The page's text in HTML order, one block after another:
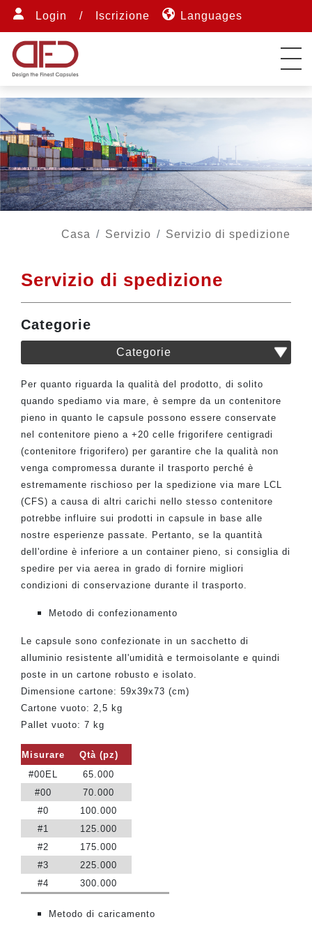
Login / Iscrizione Languages
Casa Servizio Servizio di spedizione
Servizio di spedizione
Categorie
Categorie
Per quanto riguarda la qualità del prodotto, di solito
quando spediamo via mare, è sempre da un contenitore
pieno in quanto le capsule possono essere conservate
nel contenitore pieno a +20 celle frigorifere centigradi
(contenitore frigorifero) per garantire che la qualità non
venga compromessa durante il trasporto perché è
estremamente rischioso per la spedizione via mare LCL
(CFS) a causa di altri carichi nello stesso contenitore
potrebbe influire sui prodotti in capsule in base alle
nostre esperienze passate. Pertanto, se la quantità
dell'ordine è inferiore a un container pieno, si consiglia di
spedire per via aerea in grado di fornire migliori
condizioni di conservazione durante il trasporto.
Metodo di confezionamento
Le capsule sono confezionate in un sacchetto di
alluminio resistente all'umidità e termoisolante e quindi
poste in un cartone robusto e isolato.
Dimensione cartone: 59x39x73 (cm)
Cartone vuoto: 2,5 kg
Pallet vuoto: 7 kg
Misurare
Qtà (pz)
#00EL
65.000
#00
70.000
#0
100.000
#1
125.000
#2
175.000
#3
225.000
#4
300.000
Metodo di caricamento